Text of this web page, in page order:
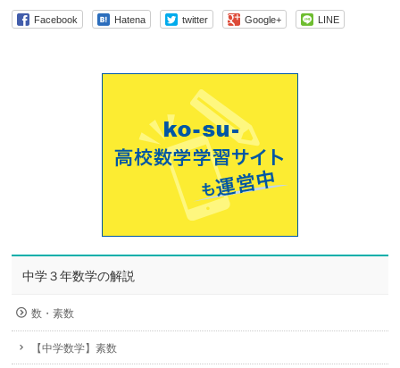
Facebook Hatena twitter Google+ LINE
中学３年数学の解説
数・素数
【中学数学】素数